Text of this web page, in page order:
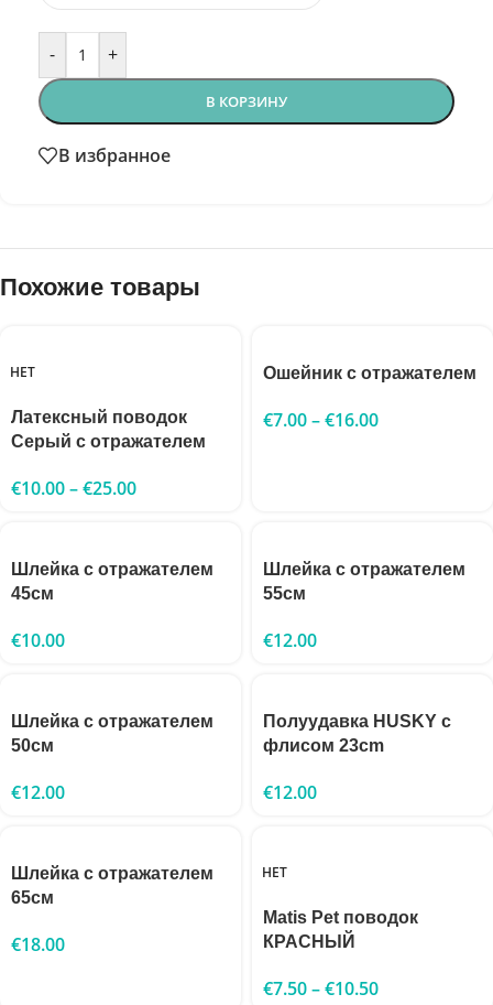
- +
В КОРЗИНУ
В избранное
Похожие товары
НЕТ
Латексный поводок
Серый с отражателем
€10.00–€25.00
Ошейник с отражателем
€7.00–€16.00
Шлейка с отражателем
45см
€10.00
Шлейка с отражателем
55см
€12.00
Шлейка с отражателем
50см
€12.00
Полуудавка HUSKY с
флисом 23cm
€12.00
Шлейка с отражателем
65см
€18.00
НЕТ
Matis Pet поводок
КРАСНЫЙ
€7.50–€10.50